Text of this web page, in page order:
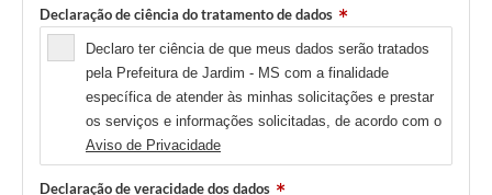
Declaração de ciência do tratamento de dados
Declaro ter ciência de que meus dados serão tratados
pela Prefeitura de Jardim - MS com a finalidade
específica de atender às minhas solicitações e prestar
os serviços e informações solicitadas, de acordo com o
Aviso de Privacidade
Declaração de veracidade dos dados